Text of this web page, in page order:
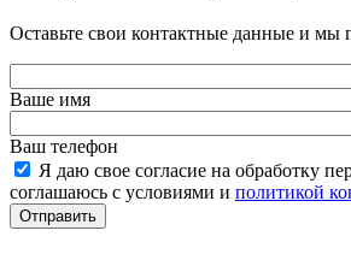
Оставьте свои контактные данные и мы
Ваше имя
Ваш телефон
Я даю свое согласие на обработку
соглашаюсь с условиями и политикой
Отправить